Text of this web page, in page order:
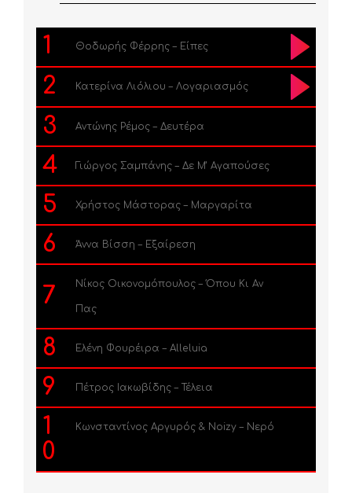
1 Θοδωρής Φέρρης – Είπες
2 Κατερίνα Λιόλιου – Λογαριασμός
3 Αντώνης Ρέμος – Δευτέρα
4 Γιώργος Σαμπάνης – Δε Μ’ Αγαπούσες
5 Χρήστος Μάστορας – Μαργαρίτα
6 Άννα Βίσση – Εξαίρεση
7 Νίκος Οικονομόπουλος – Όπου Κι Αν
Πας
8 Ελένη Φουρέιρα – Alleluia
9 Πέτρος Ιακωβίδης – Τέλεια
1
0
Κωνσταντίνος Αργυρός & Noizy – Νερό